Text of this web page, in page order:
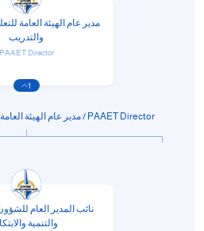
مدير عام الهيئة العامة
والتدريب
PAAET Director
1
PAAET Director / مدير عام الهيئة العامة للتعليم التطبيفي والتدريب
نائب المدير العام
والتنمية